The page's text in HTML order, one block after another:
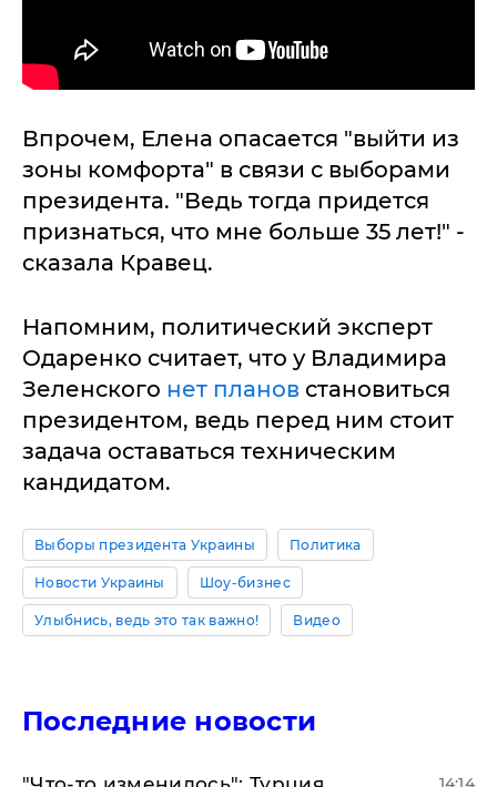
Впрочем, Елена опасается "выйти из
зоны комфорта" в связи с выборами
президента. "Ведь тогда придется
признаться, что мне больше 35 лет!" -
сказала Кравец.
Напомним, политический эксперт
Одаренко считает, что у Владимира
Зеленского нет планов становиться
президентом, ведь перед ним стоит
задача оставаться техническим
кандидатом.
Выборы президента Украины Политика
Новости Украины Шоу-бизнес
Улыбнись, ведь это так важно! Видео
Последние новости